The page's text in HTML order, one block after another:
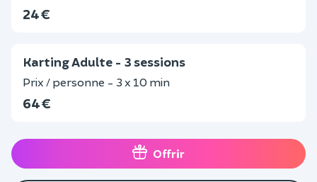
24 €
Karting Adulte - 3 sessions
Prix / personne - 3 x 10 min
64 €
Offrir